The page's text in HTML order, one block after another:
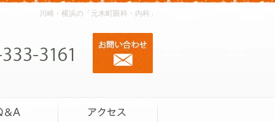
川崎・横浜の「元木町眼科・内科」